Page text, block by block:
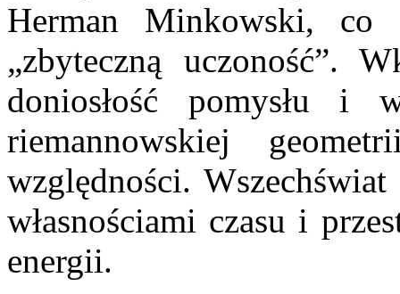
Herman Minkowski, co
„zbyteczną uczoność”.
doniosłość pomysłu i
riemannowskiej
względności.
własnościami czasu i
energii.